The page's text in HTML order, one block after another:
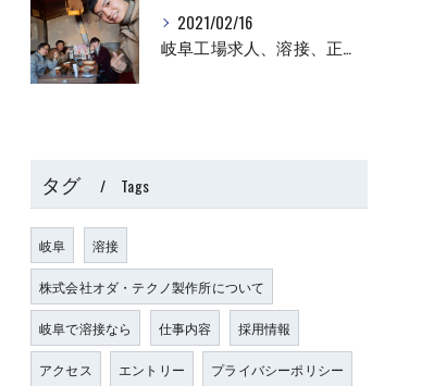
2021/02/16
岐阜工場求人、溶接、正社員
タグ Tags
岐阜 溶接
株式会社オダ・テクノ製作所について
岐阜で溶接なら 仕事内容 採用情報
アクセス エントリー プライバシーポリシー